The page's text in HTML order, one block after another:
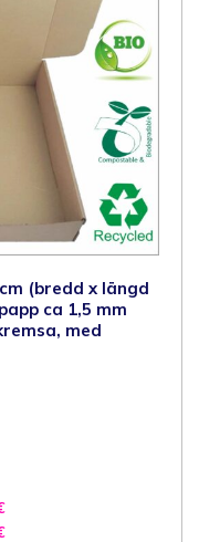
(bredd x längd
ca 1,5 mm
med